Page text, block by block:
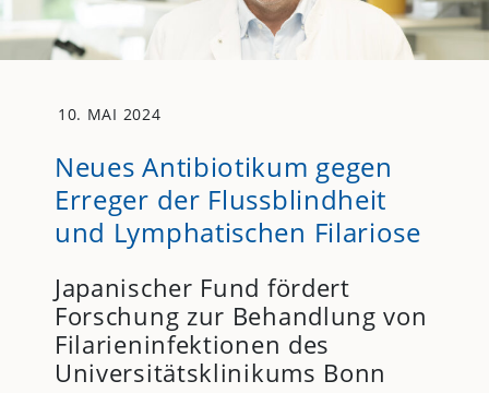
10. MAI 2024
Neues Antibiotikum gegen
Erreger der Flussblindheit
und Lymphatischen Filariose
Japanischer Fund fördert
Forschung zur Behandlung von
Filarieninfektionen des
Universitätsklinikums Bonn